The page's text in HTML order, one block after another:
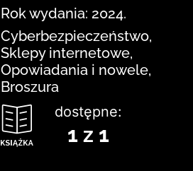
Rok wydania: 2024.
Cyberbezpieczeństwo,
Sklepy internetowe,
Opowiadania i nowele,
Broszura
dostępne:
1 z 1